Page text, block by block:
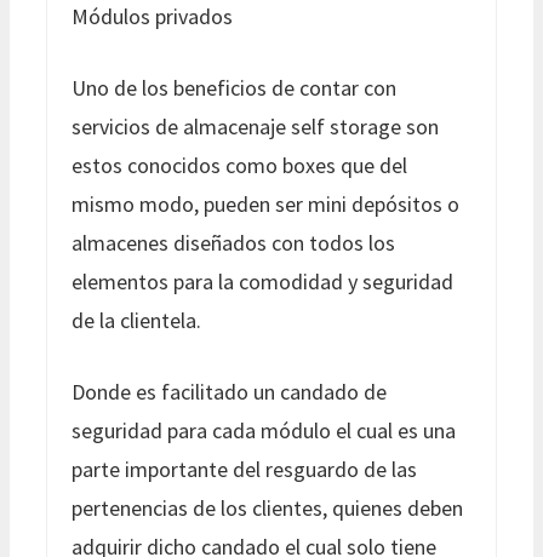
Módulos privados
Uno de los beneficios de contar con
servicios de almacenaje self storage son
estos conocidos como boxes que del
mismo modo, pueden ser mini depósitos o
almacenes diseñados con todos los
elementos para la comodidad y seguridad
de la clientela.
Donde es facilitado un candado de
seguridad para cada módulo el cual es una
parte importante del resguardo de las
pertenencias de los clientes, quienes deben
adquirir dicho candado el cual solo tiene